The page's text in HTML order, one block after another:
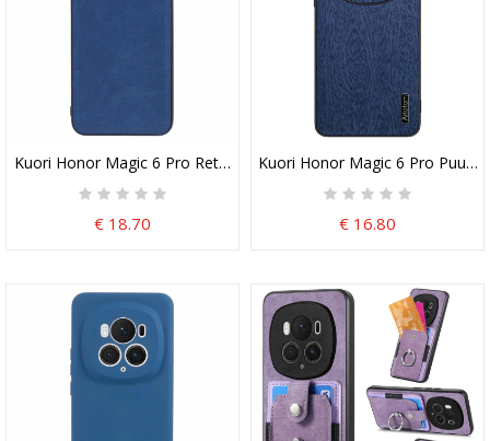
Kuori Honor Magic 6 Pro Retro-Tekstuuri
€ 18.70
Kuori Honor Magic 6 Pro Puun
€ 16.80